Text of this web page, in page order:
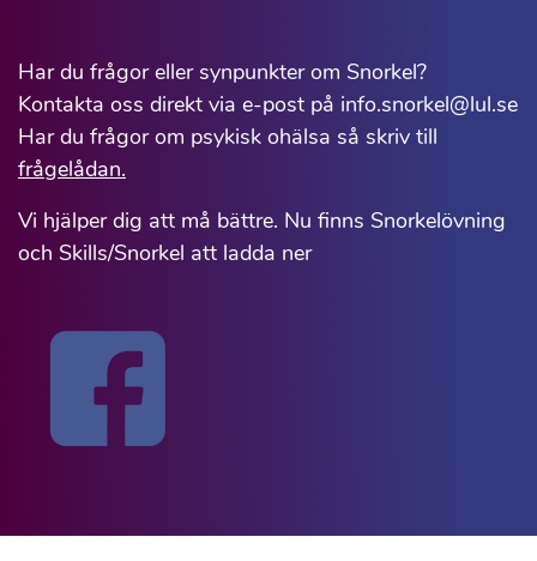
Har du frågor eller synpunkter om Snorkel?
Kontakta oss direkt via e-post på info.snorkel@lul.se
Har du frågor om psykisk ohälsa så skriv till
frågelådan.
Vi hjälper dig att må bättre. Nu finns Snorkelövning
och Skills/Snorkel att ladda ner